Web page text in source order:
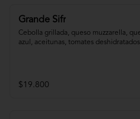
Grande Sifr
Cebolla grillada, queso muzzarella,
azul, aceitunas, tomates
$19.800